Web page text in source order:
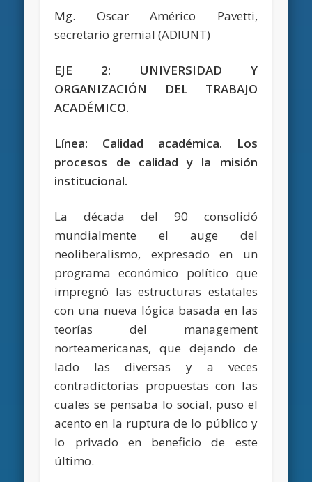
Mg. Oscar Américo Pavetti,
secretario gremial (ADIUNT)
EJE 2: UNIVERSIDAD Y
ORGANIZACIÓN DEL TRABAJO
ACADÉMICO.
Línea: Calidad académica. Los
procesos de calidad y la misión
institucional.
La década del 90 consolidó
mundialmente el auge del
neoliberalismo, expresado en un
programa económico político que
impregnó las estructuras estatales
con una nueva lógica basada en las
teorías del management
norteamericanas, que dejando de
lado las diversas y a veces
contradictorias propuestas con las
cuales se pensaba lo social, puso el
acento en la ruptura de lo público y
lo privado en beneficio de este
último.